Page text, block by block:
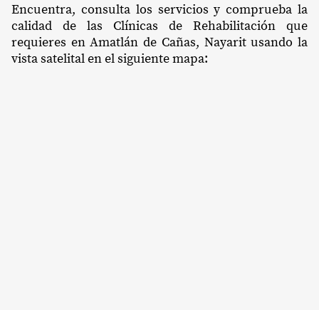
Encuentra, consulta los servicios y comprueba la
calidad de las Clínicas de Rehabilitación que
requieres en Amatlán de Cañas, Nayarit usando la
vista satelital en el siguiente mapa: